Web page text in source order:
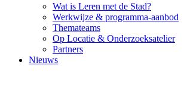
Wat is Leren met de Stad?
Werkwijze & programma-aanbod
Themateams
Op Locatie & Onderzoeksatelier
Partners
Nieuws